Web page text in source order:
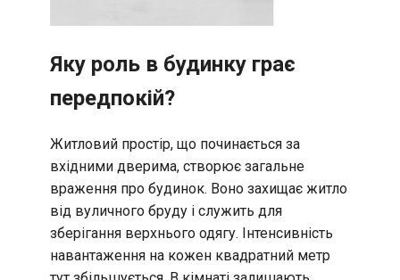
Яку роль в будинку грає
передпокій?
Житловий простір, що починається за
вхідними дверима, створює загальне
враження про будинок. Воно захищає житло
від вуличного бруду і служить для
зберігання верхнього одягу. Інтенсивність
навантаження на кожен квадратний метр